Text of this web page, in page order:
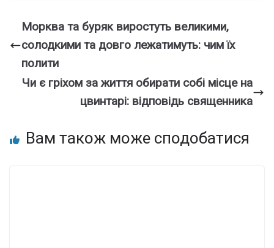
Морква та буряк виростуть великими,
солодкими та довго лежатимуть: чим їх
полити
Чи є гріхом за життя обирати собі місце на
цвинтарі: відповідь священника
Вам також може сподобатися